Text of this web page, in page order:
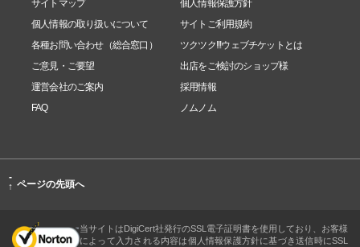
ひとりを見る視点や、その人のペースを尊重する関
わり方が、今のパステルアート教室の土台になって
います。
【最後に】
せん。
サイトマップ
個人情報保護方針
個人情報の取り扱いについて
サイトご利用規約
各種お問い合わせ（総合窓口）
ツクツク!!!ウェブチケットとは
ご意見・ご要望
出店をご検討のショップ様
運営会社のご案内
採用情報
FAQ
ノムノム
-
↑ ページの先頭へ
当サイトはDigiCert社発行のSSL電子証明書を使用しており、お客様
によって入力される内容は個人情報保護方針に基づき送信時にSSL